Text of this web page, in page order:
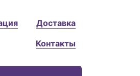
Доставка
Контакты